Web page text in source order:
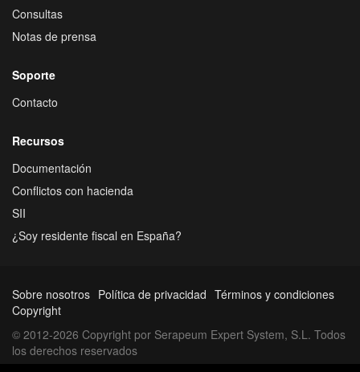
Consultas
Notas de prensa
Soporte
Contacto
Recursos
Documentación
Conflictos con hacienda
SII
¿Soy residente fiscal en España?
Sobre nosotros Política de privacidad Términos y condiciones
Copyright
© 2012-2026 Copyright por Serapeum Expert System, S.L. Todos
los derechos reservados